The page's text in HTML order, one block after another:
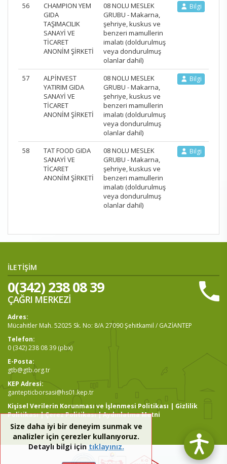
56
CHAMPION YEM
GIDA
TAŞIMACILIK
SANAYİ VE
TİCARET
ANONİM ŞİRKETİ
08 NOLU MESLEK
GRUBU - Makarna,
şehriye, kuskus ve
benzeri mamullerin
imalatı (doldurulmuş
veya dondurulmuş
olanlar dahil)
Bilgi
57
ALPİNVEST
YATIRIM GIDA
SANAYİ VE
TİCARET
ANONİM ŞİRKETİ
08 NOLU MESLEK
GRUBU - Makarna,
şehriye, kuskus ve
benzeri mamullerin
imalatı (doldurulmuş
veya dondurulmuş
olanlar dahil)
Bilgi
58
TAT FOOD GIDA
SANAYİ VE
TİCARET
ANONİM ŞİRKETİ
08 NOLU MESLEK
GRUBU - Makarna,
şehriye, kuskus ve
benzeri mamullerin
imalatı (doldurulmuş
veya dondurulmuş
olanlar dahil)
Bilgi
İLETİŞİM
0(342) 238 08 39
ÇAĞRI MERKEZİ
Adres:
Mücahitler Mah. 52025 Sk. No: 8/A 27090 Şehitkamil / GAZİANTEP
Telefon:
0 (342) 238 08 39 (pbx)
E-Posta:
gtb@gtb.org.tr
KEP Adresi:
gantepticborsasi@hs01.kep.tr
Kişisel Verilerin Korunması ve İşlenmesi Politikası | Gizlilik
Politikası|Çerez Politikası|Aydınlatma Metni
Size daha iyi bir deneyim sunmak ve
analizler için çerezler kullanıyoruz.
Detaylı bilgi içintıklayınız.